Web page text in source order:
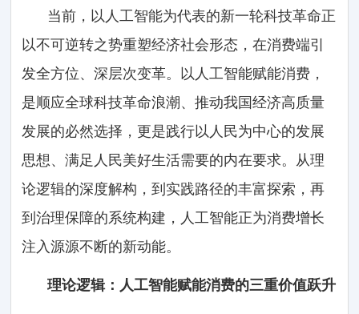
当前，以人工智能为代表的新一轮科技革命正
以不可逆转之势重塑经济社会形态，在消费端引
发全方位、深层次变革。以人工智能赋能消费，
是顺应全球科技革命浪潮、推动我国经济高质量
发展的必然选择，更是践行以人民为中心的发展
思想、满足人民美好生活需要的内在要求。从理
论逻辑的深度解构，到实践路径的丰富探索，再
到治理保障的系统构建，人工智能正为消费增长
注入源源不断的新动能。
理论逻辑：人工智能赋能消费的三重价值跃升